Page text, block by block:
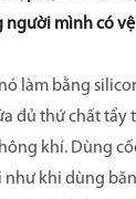
mình có
làm bằng
đủ thứ chất
khí. Dùng
khi dùng